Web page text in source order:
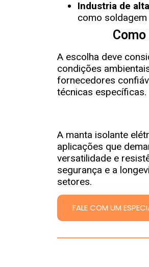
Industria de
como
A escolha deve
condições
fornecedores
técnicas específicas.
A manta isolante
aplicações que
versatilidade e
segurança e a
setores.
FALE COM UM